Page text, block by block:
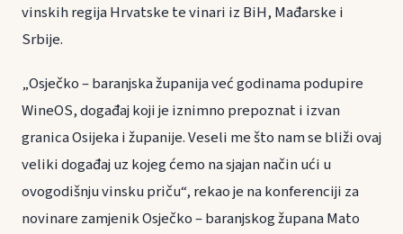
vinskih regija Hrvatske te vinari iz BiH, Mađarske i
Srbije.
„Osječko – baranjska županija već godinama podupire
WineOS, događaj koji je iznimno prepoznat i izvan
granica Osijeka i županije. Veseli me što nam se bliži ovaj
veliki događaj uz kojeg ćemo na sjajan način ući u
ovogodišnju vinsku priču“, rekao je na konferenciji za
novinare zamjenik Osječko – baranjskog župana Mato